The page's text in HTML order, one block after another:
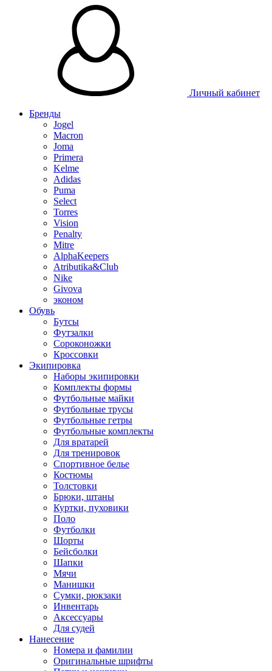
Личный кабинет
Бренды
Jogel
Macron
Joma
Primera
Kelme
Adidas
Puma
Select
Torres
Vision
Penalty
Mitre
AlphaKeepers
Atributika&Club
Nike
Givova
эконом
Обувь
Бутсы
Футзалки
Сороконожки
Кроссовки
Экипировка
Наборы экипировки
Комплекты формы
Футбольные майки
Футбольные трусы
Футбольные гетры
Футбольные комплекты
Для вратарей
Для тренировок
Спортивное белье
Костюмы
Толстовки
Брюки, штаны
Куртки, пуховики
Поло
Футболки
Шорты
Бейсболки
Шапки
Мячи
Манишки
Сумки, рюкзаки
Инвентарь
Аксессуары
Для судей
Нанесение
Номера и фамилии
Оригинальные шрифты
Таблица размеров